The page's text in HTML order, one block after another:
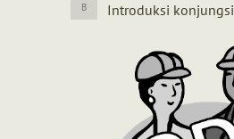
Introduksi konjungsi